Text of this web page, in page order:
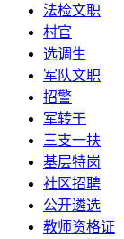
法检文职
村官
选调生
军队文职
招警
军转干
三支一扶
基层特岗
社区招聘
公开遴选
教师资格证